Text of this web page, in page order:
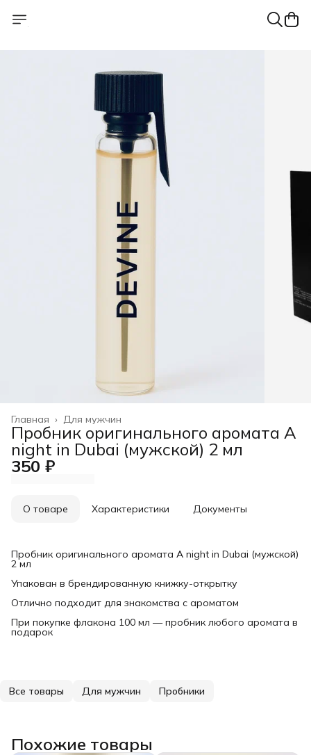
Для мужчин
Главная ›
Пробник оригинального аромата A
night in Dubai (мужской) 2 мл
350 ₽
О товаре Характеристики Документы
Пробник оригинального аромата A night in Dubai (мужской)
2 мл
Упакован в брендированную книжку-открытку
Отлично подходит для знакомства с ароматом
При покупке флакона 100 мл — пробник любого аромата в
подарок
Все товары Для мужчин Пробники
Похожие товары